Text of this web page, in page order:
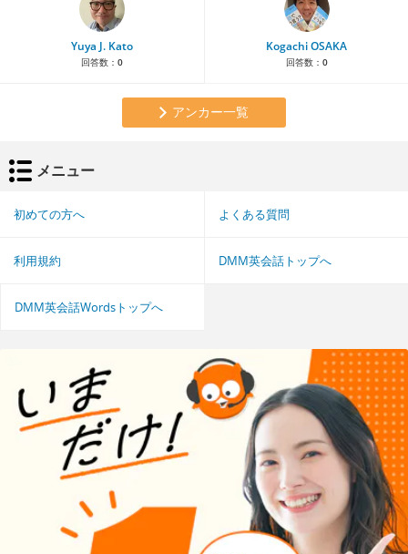
Yuya J. Kato
回答数： 0
Kogachi OSAKA
回答数： 0
アンカー一覧
メニュー
初めての方へ よくある質問
利用規約 DMM英会話トップへ
DMM英会話Wordsトップへ